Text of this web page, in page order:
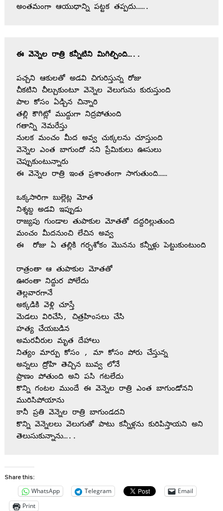
అంతమంగా ఆయుధాన్ని పట్టక తప్పదు…….
ఈ వెన్నెల రాత్రి కన్నీటిని మిగిల్చింది…..
పచ్చని ఆకులతో అడవి చిగురిస్తున్న రోజు
చీకటిని చీల్చుకుంటూ వెన్నెల వెలుగును కురుస్తుంది
పాల కోసం ఏడ్చిన చిన్నారి
తల్లి కౌగిట్లో ముద్దుగా నిద్రపోతుంది
గతాన్ని నెమరేస్తు
నులక మంచం మీద అవ్వ చుక్కలను చూస్తుంది
వెన్నెల ఎంత బాగుందో నని ప్రేమికులు ఊసులు
చెప్పుకుంటున్నారు
ఈ వెన్నెల రాత్రి ఇంత ప్రశాంతంగా సాగుతుంది……
ఒక్కసారిగా బుల్లెట్ల మోత
నిశ్శబ్ద అడవి ఇప్పుడు
రాజ్యపు గుండాల తుపాకుల మోతతో దద్దరిల్లుతుంది
మంచం మీదనుంచి లేచిన అవ్వ
ఈ  రోజు ఏ తల్లికి గర్భశోకం మొనను కన్నీళ్లు పెట్టుకుంటుంది
రాత్రంతా ఆ తుపాకుల మోతతో
ఊరంతా నిద్దుర పోలేదు
తెల్లవారగానే
అక్కడికి వెళ్లి చూస్తే
మెడలు విరిచేసి, చిత్రహింసలు చేసి
హత్య చేయబడిన
అమరవీరుల మృత దేహాలు
నిత్యం మార్పు కోసం , మా కోసం పోరు చేస్తున్న
అన్నలు ద్రోహి తెచ్చిన బువ్వ లోనే
ప్రాణం పోతుంది అని పసి గటలేదు
కొన్ని గంటల ముందే ఈ వెన్నెల రాత్రి ఎంత బాగుండోనని
మురిసిపోయాను
కానీ ప్రతి వెన్నెల రాత్రి బాగుండదని
కొన్ని వెన్నెలలు వెలుగుతో పాటు కన్నీళ్లను కురిపిస్తాయని అని
తెలుసుకున్నాను…..
Share this:
WhatsApp Telegram
Email
Print